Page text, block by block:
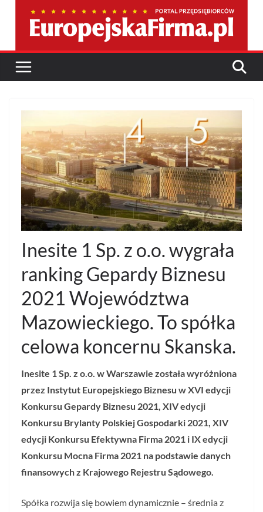
Inesite 1 Sp. z o.o. wygrała
ranking Gepardy Biznesu
2021 Województwa
Mazowieckiego. To spółka
celowa koncernu Skanska.
Inesite 1 Sp. z o.o. w Warszawie została wyróżniona
przez Instytut Europejskiego Biznesu w XVI edycji
Konkursu Gepardy Biznesu 2021, XIV edycji
Konkursu Brylanty Polskiej Gospodarki 2021, XIV
edycji Konkursu Efektywna Firma 2021 i IX edycji
Konkursu Mocna Firma 2021 na podstawie danych
finansowych z Krajowego Rejestru Sądowego.
Spółka rozwija się bowiem dynamicznie – średnia z